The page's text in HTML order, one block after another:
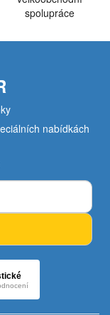
spolupráce
nabídkách